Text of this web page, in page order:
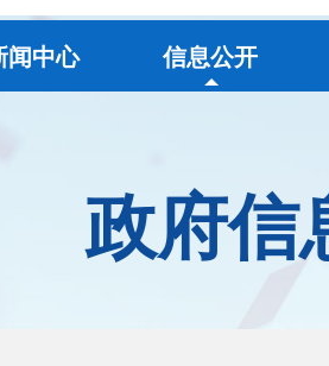
闻中心 信息公开
政府信